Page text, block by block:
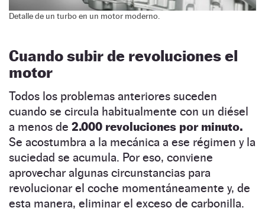
Detalle de un turbo en un motor moderno.
Cuando subir de revoluciones el
motor
Todos los problemas anteriores suceden
cuando se circula habitualmente con un diésel
a menos de 2.000 revoluciones por minuto.
Se acostumbra a la mecánica a ese régimen y la
suciedad se acumula. Por eso, conviene
aprovechar algunas circunstancias para
revolucionar el coche momentáneamente y, de
esta manera, eliminar el exceso de carbonilla.